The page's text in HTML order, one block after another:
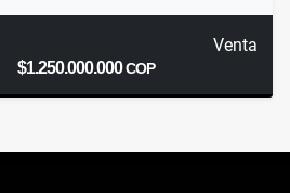
Venta
$1.250.000.000COP